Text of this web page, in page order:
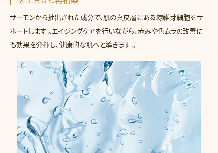
サーモンから抽出された成分で、肌の真皮層にある線維芽細胞をサ
ポートします 。エイジングケアを行いながら、赤みや色ムラの改善に
も効果を発揮し、健康的な肌へと導きます 。